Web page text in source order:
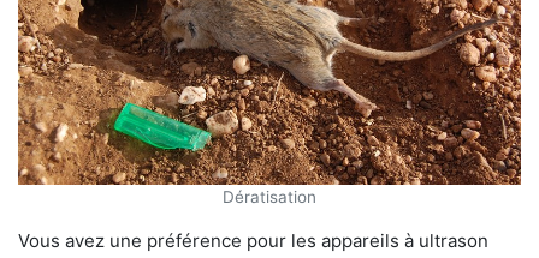
Dératisation
Vous avez une préférence pour les appareils à ultrason